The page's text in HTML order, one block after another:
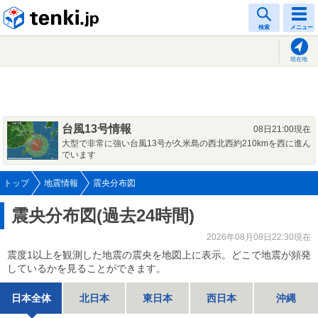
検索 メニュー
現在地
台風13号情報
08日21:00現在
大型で非常に強い台風13号が久米島の西北西約210kmを西に進ん
でいます
トップ 地震情報 震央分布図
震央分布図(過去24時間)
2026年08月08日22:30現在
震度1以上を観測した地震の震央を地図上に表示。どこで地震が頻発
しているかを見ることができます。
日本全体 北日本 東日本 西日本 沖縄